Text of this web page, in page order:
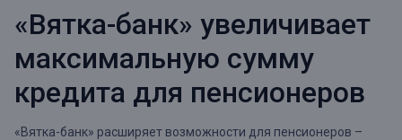
«Вятка-банк» увеличивает
максимальную сумму
кредита для пенсионеров
«Вятка-банк» расширяет возможности для пенсионеров –